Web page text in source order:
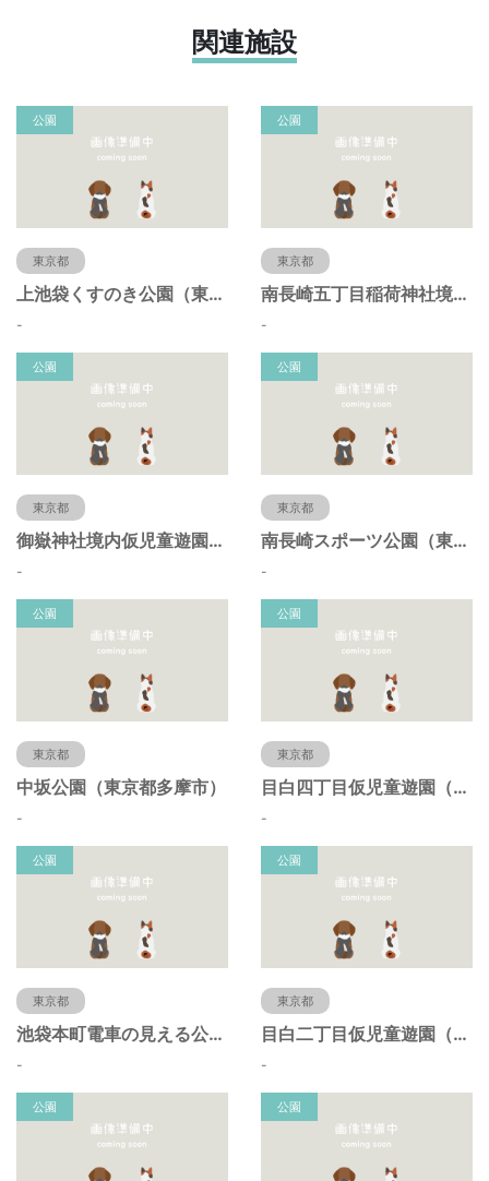
関連施設
公園
東京都
上池袋くすのき公園（東京都豊島区）
-
公園
東京都
南長崎五丁目稲荷神社境内仮児童遊園（東京都豊島区）
-
公園
東京都
御嶽神社境内仮児童遊園（東京都豊島区）
-
公園
東京都
南長崎スポーツ公園（東京都豊島区）
-
公園
東京都
中坂公園（東京都多摩市）
-
公園
東京都
目白四丁目仮児童遊園（東京都豊島区）
-
公園
東京都
池袋本町電車の見える公園（東京都豊島区）
-
公園
東京都
目白二丁目仮児童遊園（東京都豊島区）
-
公園 公園